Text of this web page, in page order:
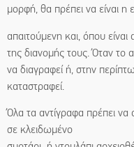
μορφή, θα πρέπει να είναι η
απαιτούμενη και, όπου
της διανομής τους. Όταν το
να διαγραφεί ή, στην
καταστραφεί.
Όλα τα αντίγραφα πρέπει να
σε κλειδωμένο